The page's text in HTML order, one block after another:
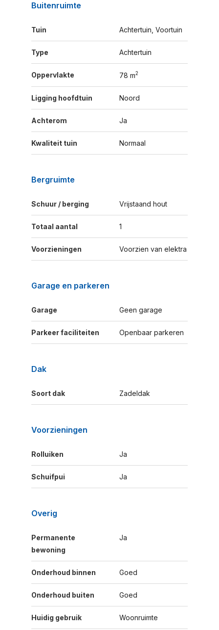
Buitenruimte
Tuin Achtertuin, Voortuin
Type Achtertuin
Oppervlakte 78 m2
Ligging hoofdtuin Noord
Achterom Ja
Kwaliteit tuin Normaal
Bergruimte
Schuur / berging Vrijstaand hout
Totaal aantal 1
Voorzieningen Voorzien van elektra
Garage en parkeren
Garage Geen garage
Parkeer faciliteiten Openbaar parkeren
Dak
Soort dak Zadeldak
Voorzieningen
Rolluiken Ja
Schuifpui Ja
Overig
Permanente
bewoning
Ja
Onderhoud binnen Goed
Onderhoud buiten Goed
Huidig gebruik Woonruimte